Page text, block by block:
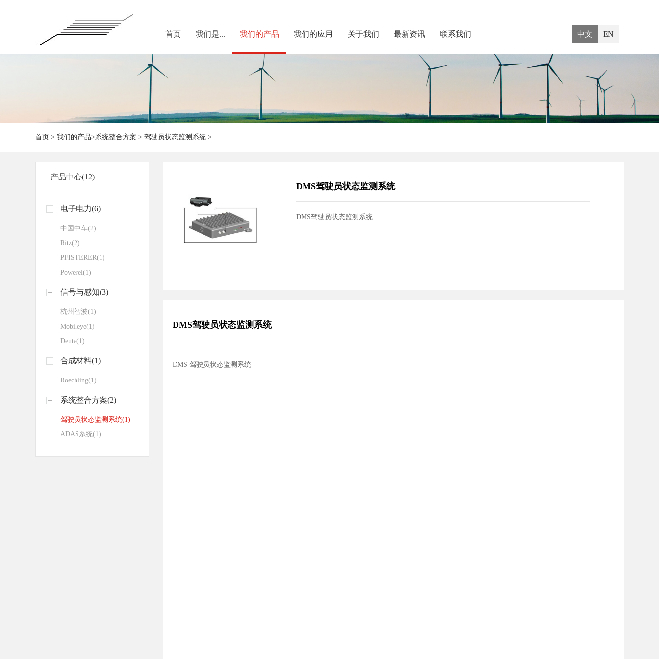
首页 我们是... 我们的产品 我们的应用 关于我们 最新资讯 联系我们 EN
中文
首页 > 我们的产品>系统整合方案 > 驾驶员状态监测系统 >
产品中心(12)
电子电力(6)
中国中车(2)
Ritz(2)
PFISTERER(1)
Powerel(1)
信号与感知(3)
杭州智波(1)
Mobileye(1)
Deuta(1)
合成材料(1)
Roechling(1)
系统整合方案(2)
驾驶员状态监测系统(1)
ADAS系统(1)
DMS驾驶员状态监测系统
DMS驾驶员状态监测系统
DMS驾驶员状态监测系统
DMS 驾驶员状态监测系统